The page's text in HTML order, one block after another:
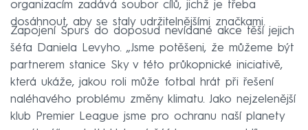
organizacím zadává soubor cílů, jichž je třeba
dosáhnout, aby se staly udržitelnějšími značkami.
Zapojení Spurs do doposud nevídané akce těší jejich
šéfa Daniela Levyho. „Jsme potěšeni, že můžeme být
partnerem stanice Sky v této průkopnické iniciativě,
která ukáže, jakou roli může fotbal hrát při řešení
naléhavého problému změny klimatu. Jako nejzelenější
klub Premier League jsme pro ochranu naší planety